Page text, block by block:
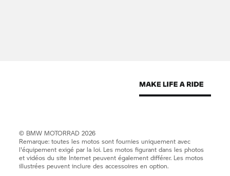
© BMW MOTORRAD 2026
Remarque: toutes les motos sont fournies uniquement avec
l'équipement exigé par la loi. Les motos figurant dans les photos
et vidéos du site Internet peuvent également différer. Les motos
illustrées peuvent inclure des accessoires en option.